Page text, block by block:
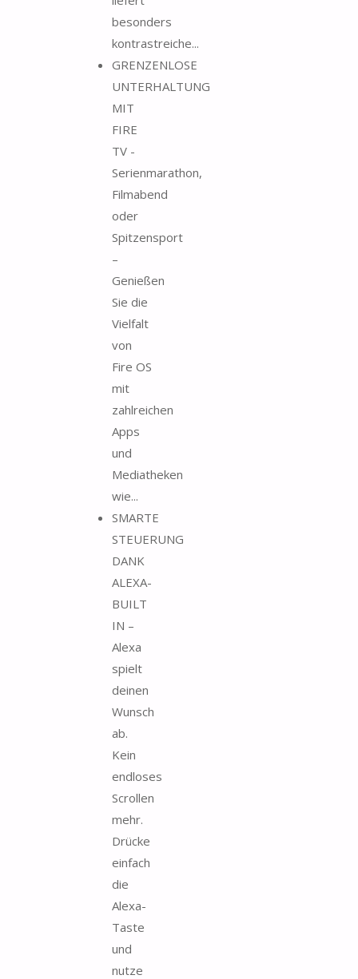
besonders
kontrastreiche...
GRENZENLOSE
UNTERHALTUNG
MIT
FIRE
TV -
Serienmarathon,
Filmabend
oder
Spitzensport
–
Genießen
Sie die
Vielfalt
von
Fire OS
mit
zahlreichen
Apps
und
Mediatheken
wie...
SMARTE
STEUERUNG
DANK
ALEXA-
BUILT
IN –
Alexa
spielt
deinen
Wunsch
ab.
Kein
endloses
Scrollen
mehr.
Drücke
einfach
die
Alexa-
Taste
und
nutze